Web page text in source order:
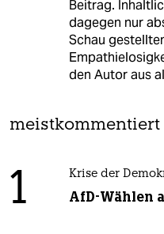
Beitrag.
dagegen nur
Schau
den Autor aus
meistkommentiert
1 Krise der
AfD-Wählen